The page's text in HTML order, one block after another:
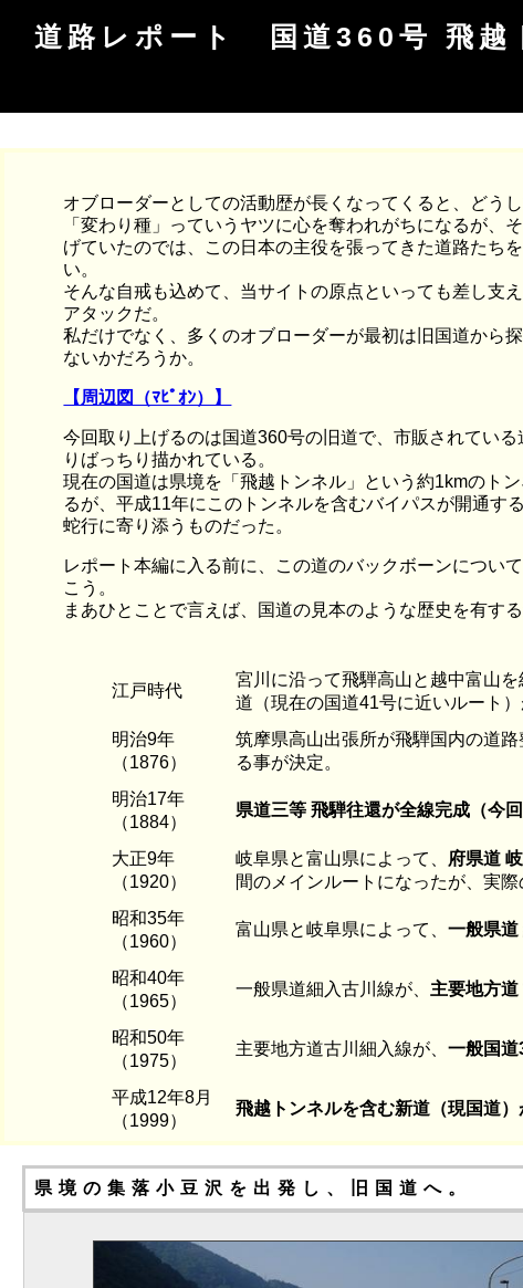
道路レポート 国道360号 飛
オブローダーとしての活動歴が長くなってくると、どう
「変わり種」っていうヤツに心を奪われがちになるが、
げていたのでは、この日本の主役を張ってきた道路たち
い。
そんな自戒も込めて、当サイトの原点といっても差し支
アタックだ。
私だけでなく、多くのオブローダーが最初は旧国道から
ないかだろうか。
【周辺図（ﾏﾋﾟｵﾝ）】
今回取り上げるのは国道360号の旧道で、市販されてい
りばっちり描かれている。
現在の国道は県境を「飛越トンネル」という約1kmのト
るが、平成11年にこのトンネルを含むバイパスが開通す
蛇行に寄り添うものだった。
レポート本編に入る前に、この道のバックボーンについ
こう。
まあひとことで言えば、国道の見本のような歴史を有する
江戸時代
宮川に沿って飛騨高山と越中富山を
道（現在の国道41号に近いルート）
明治9年
（1876）
筑摩県高山出張所が飛騨国内の道
る事が決定。
明治17年
（1884）
県道三等 飛騨往還が全線完成（今
大正9年
（1920）
岐阜県と富山県によって、 府県道
間のメインルートになったが、実
昭和35年
（1960）
富山県と岐阜県によって、一般県道
昭和40年
（1965）
一般県道細入古川線が、 主要地方
昭和50年
（1975）
主要地方道古川細入線が、一般国道
平成12年8月
（1999）
飛越トンネルを含む新道（現国道）
県境の集落小豆沢を出発し、旧国道へ。